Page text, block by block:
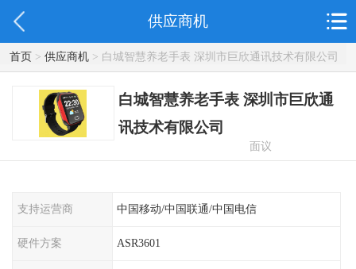
供应商机
首页> 供应商机> 白城智慧养老手表 深圳市巨欣通讯技术有限公司
白城智慧养老手表 深圳市巨欣通
讯技术有限公司
面议
支持运营商 中国移动/中国联通/中国电信
硬件方案 ASR3601